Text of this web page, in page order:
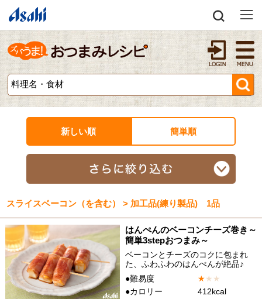
新しい順 簡単順
スライスベーコン（を含む） > 加工品(練り製品) 1品
はんぺんのベーコンチーズ巻き～
簡単3stepおつまみ～
ベーコンとチーズのコクに包まれ
た、ふわふわのはんぺんが絶品♪
●難易度
★★ ★
●カロリー
412kcal